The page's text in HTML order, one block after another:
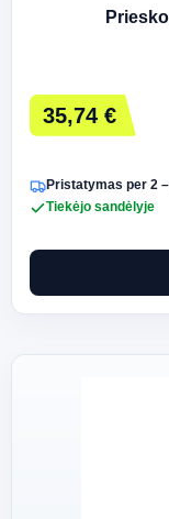
35,74 €
Pristatymas per 2
Tiekėjo sandėlyje